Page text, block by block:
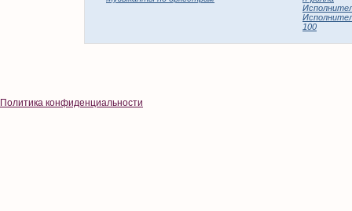
100
Политика конфиденциальности